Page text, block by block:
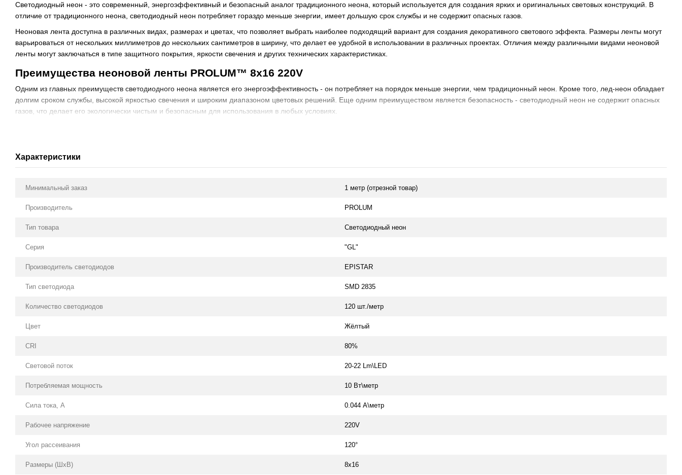
Светодиодный неон - это современный, энергоэффективный и безопасный аналог традиционного неона, который используется для создания ярких и оригинальных световых конструкций. В
отличие от традиционного неона, светодиодный неон потребляет гораздо меньше энергии, имеет дольшую срок службы и не содержит опасных газов.
Неоновая лента доступна в различных видах, размерах и цветах, что позволяет выбрать наиболее подходящий вариант для создания декоративного светового эффекта. Размеры ленты могут
варьироваться от нескольких миллиметров до нескольких сантиметров в ширину, что делает ее удобной в использовании в различных проектах. Отличия между различными видами неоновой
ленты могут заключаться в типе защитного покрытия, яркости свечения и других технических характеристиках.
Преимущества неоновой ленты PROLUM™ 8x16 220V
Одним из главных преимуществ светодиодного неона является его энергоэффективность - он потребляет на порядок меньше энергии, чем традиционный неон. Кроме того, лед-неон обладает
долгим сроком службы, высокой яркостью свечения и широким диапазоном цветовых решений. Еще одним преимуществом является безопасность - светодиодный неон не содержит опасных
газов, что делает его экологически чистым и безопасным для использования в любых условиях.
Характеристики
Минимальный заказ 1 метр (отрезной товар)
Производитель PROLUM
Тип товара Светодиодный неон
Серия "GL"
Производитель светодиодов EPISTAR
Тип светодиода SMD 2835
Количество светодиодов 120 шт./метр
Цвет Жёлтый
CRI 80%
Световой поток 20-22 Lm\LED
Потребляемая мощность 10 Вт\метр
Сила тока, А 0.044 А\метр
Рабочее напряжение 220V
Угол рассеивания 120°
Размеры (ШхВ) 8х16